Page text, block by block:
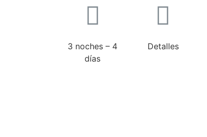
3 noches – 4
días
Detalles